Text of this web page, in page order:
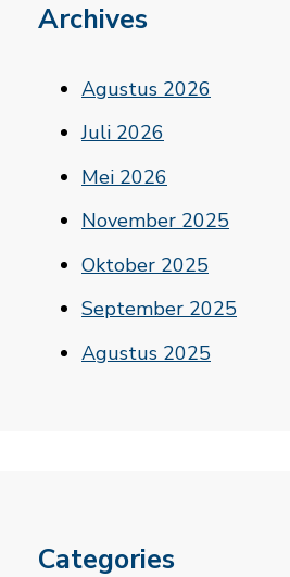
Archives
Agustus 2026
Juli 2026
Mei 2026
November 2025
Oktober 2025
September 2025
Agustus 2025
Categories